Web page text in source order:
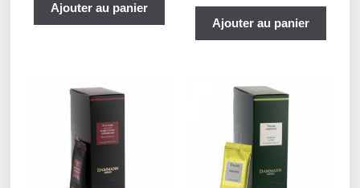
Ajouter au panier
Ajouter au panier